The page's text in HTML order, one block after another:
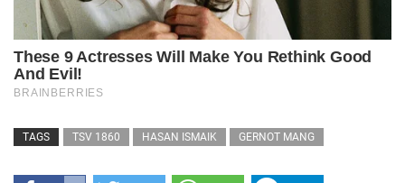
TAGS TSV 1860 HASAN ISMAIK GERNOT MANG